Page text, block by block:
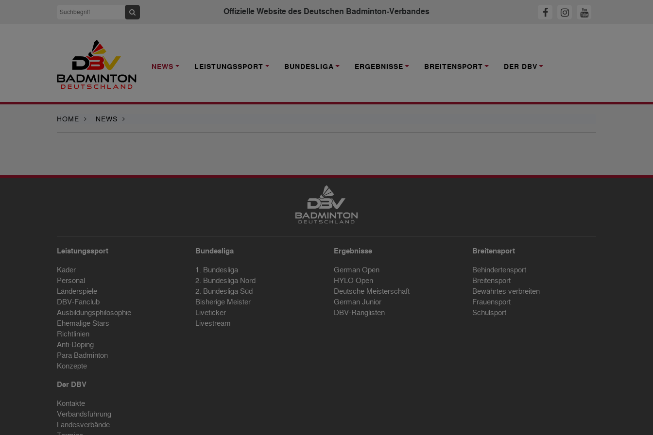
Offizielle Website des Deutschen Badminton-Verbandes
NEWS LEISTUNGSSPORT BUNDESLIGA ERGEBNISSE BREITENSPORT DER DBV
HOME NEWS
Leistungssport
Kader
Personal
Länderspiele
DBV-Fanclub
Ausbildungsphilosophie
Ehemalige Stars
Richtlinien
Anti-Doping
Para Badminton
Konzepte
Bundesliga
1. Bundesliga
2. Bundesliga Nord
2. Bundesliga Süd
Bisherige Meister
Liveticker
Livestream
Ergebnisse
German Open
HYLO Open
Deutsche Meisterschaft
German Junior
DBV-Ranglisten
Breitensport
Behindertensport
Breitensport
Bewährtes verbreiten
Frauensport
Schulsport
Der DBV
Kontakte
Verbandsführung
Landesverbände